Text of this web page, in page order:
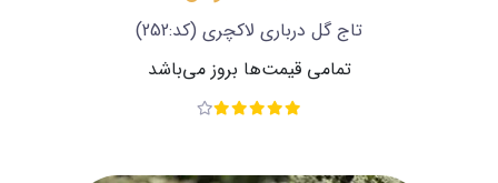
تاج گل درباری لاکچری (کد:252)
تمامی قیمت‌ها بروز می‌باشد